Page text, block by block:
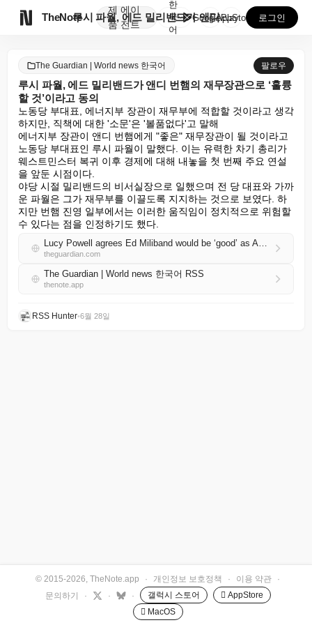
TheNote
제
품
에이
전트
루시 파월, 에드 밀리밴드가 앤디 번햄의 재무장관으로 ...
한
국
어
GooglePlay
AppStore 로그인
The Guardian | World news 한국어 팔로우
루시 파월, 에드 밀리밴드가 앤디 번햄의 재무장관으로 ‘훌륭
할 것’이라고 동의
노동당 부대표, 에너지부 장관이 재무부에 적합할 것이라고 생각
하지만, 직책에 대한 '소문'은 '볼품없다'고 말해
에너지부 장관이 앤디 번햄에게 "좋은" 재무장관이 될 것이라고
노동당 부대표인 루시 파월이 말했다. 이는 유력한 차기 총리가
웨스트민스터 복귀 이후 경제에 대해 내놓을 첫 번째 주요 연설
을 앞둔 시점이다.
야당 시절 밀리밴드의 비서실장으로 일했으며 전 당 대표와 가까
운 파월은 그가 재무부를 이끌도록 지지하는 것으로 보였다. 하
지만 번햄 진영 일부에서는 이러한 움직임이 정치적으로 위험할
수 있다는 점을 인정하기도 했다.
Lucy Powell agrees Ed Miliband would be ‘good’ as Andy Burnham’s chancellor
theguardian.com
The Guardian | World news 한국어 RSS
thenote.app
RSS Hunter•6월 28일
© 2015-2026, TheNote.app · 개인정보 보호정책 · 이용 약관
·
문의하기
· · · 갤럭시 스토어
 AppStore
 MacOS